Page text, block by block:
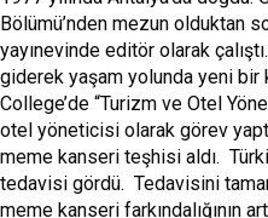
Bölümü’nden mezun olduktan
yayınevinde editör olarak
giderek yaşam yolunda yeni bir
College’de “Turizm ve Otel
otel yöneticisi olarak görev
meme kanseri teşhisi aldı.
tedavisi gördü. Tedavisini
meme kanseri farkındalığının